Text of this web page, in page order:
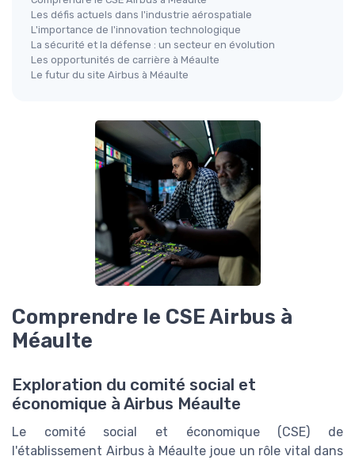
Les défis actuels dans l'industrie aérospatiale
L'importance de l'innovation technologique
La sécurité et la défense : un secteur en évolution
Les opportunités de carrière à Méaulte
Le futur du site Airbus à Méaulte
Comprendre le CSE Airbus à
Méaulte
Exploration du comité social et
économique à Airbus Méaulte
Le comité social et économique (CSE) de
l'établissement Airbus à Méaulte joue un rôle vital dans